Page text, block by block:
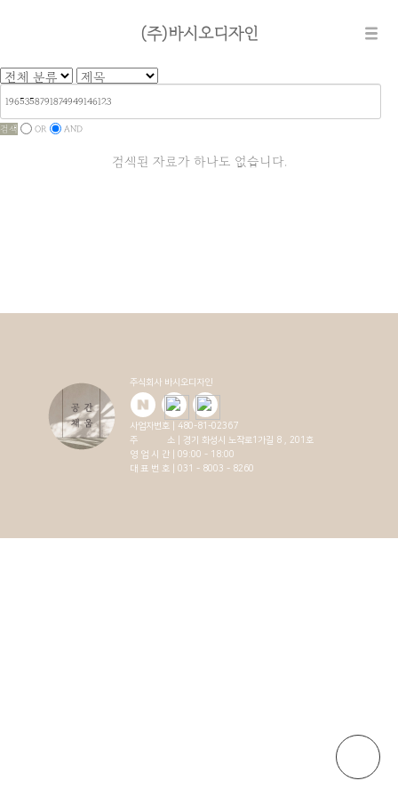
(주)바시오디자인
검색 OR AND
검색된 자료가 하나도 없습니다.
주식회사 바시오디자인
사업자번호 | 480-81-02367
주 소 | 경기 화성시 노작로1가길 8 , 201호
영 업 시 간 | 09:00 - 18:00
대 표 번 호 | 031 - 8003 - 8260